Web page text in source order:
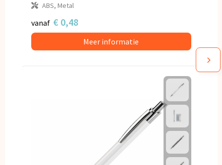
ABS, Metal
vanaf € 0,48
Meer informatie